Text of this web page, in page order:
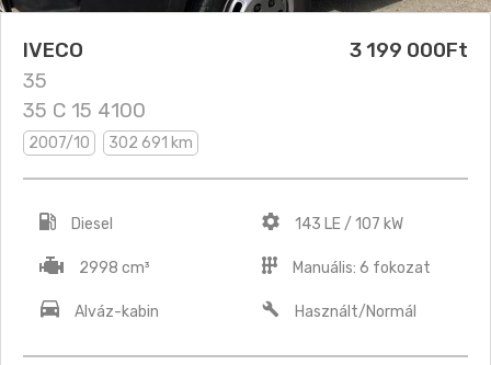
IVECO
35
35 C 15 4100
3 199 000Ft
2007/10 302 691 km
Diesel 143 LE / 107 kW
2998 cm³ Manuális: 6 fokozat
Alváz-kabin Használt/Normál